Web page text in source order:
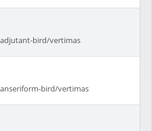
bird/vertimas
bird/vertimas